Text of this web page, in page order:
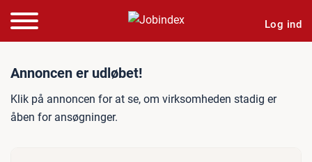
Log ind
Jobannonce: Mos Mosh
Annoncen er udløbet!
Klik på annoncen for at se, om virksomheden stadig er
åben for ansøgninger.